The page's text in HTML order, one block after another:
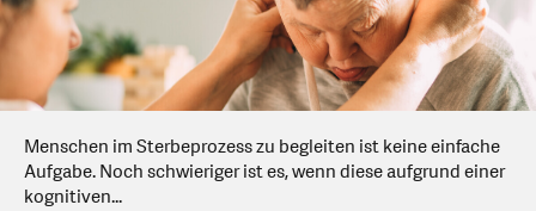
Menschen im Sterbeprozess zu begleiten ist keine einfache
Aufgabe. Noch schwieriger ist es, wenn diese aufgrund einer
kognitiven...